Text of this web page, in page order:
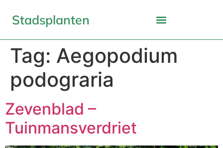
Stadsplanten
Tag: Aegopodium
podograria
Zevenblad –
Tuinmansverdriet